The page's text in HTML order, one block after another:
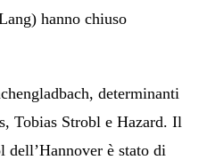
hanno chiuso
determinanti
Tobias Strobl e Hazard. Il
dell’Hannover è stato di